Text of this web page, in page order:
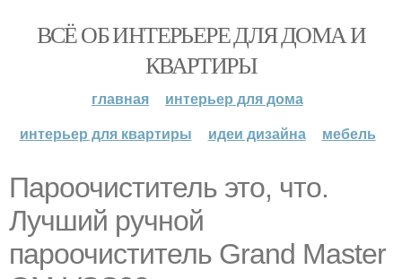
ВСЁ ОБ ИНТЕРЬЕРЕ ДЛЯ ДОМА И
КВАРТИРЫ
главная
интерьер для дома
интерьер для квартиры
идеи дизайна мебель
Пароочиститель это, что.
Лучший ручной
пароочиститель Grand Master